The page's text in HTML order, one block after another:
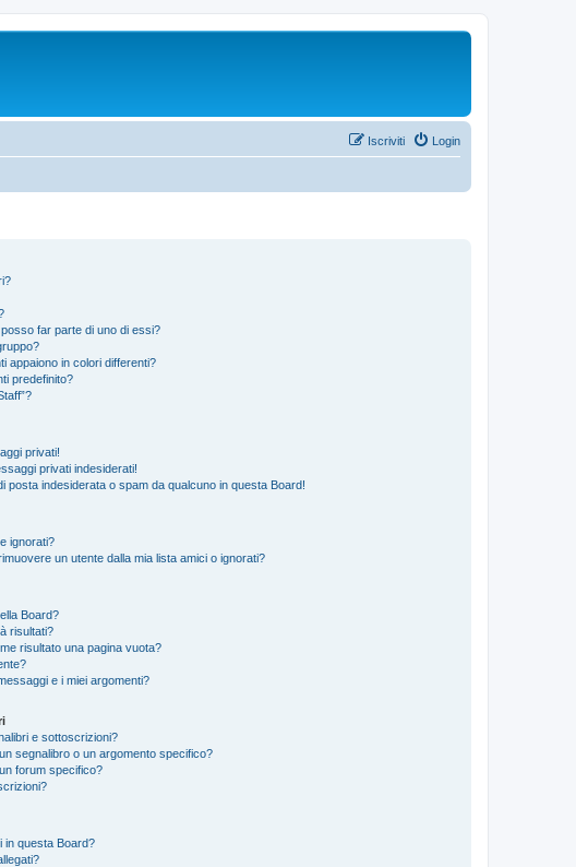
Login
Iscriviti
far parte di uno di essi?
appaiono in colori differenti?
predefinito?
privati!
privati indesiderati!
posta indesiderata o spam da qualcuno in questa Board!
ignorati?
un utente dalla mia lista amici o ignorati?
Board?
risultati?
risultato una pagina vuota?
e i miei argomenti?
e sottoscrizioni?
segnalibro o un argomento specifico?
forum specifico?
in questa Board?